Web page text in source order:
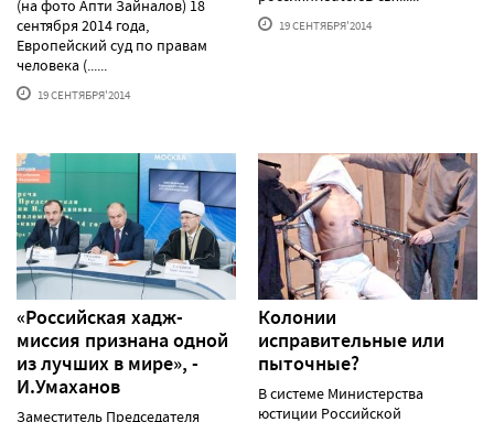
(на фото Апти Зайналов) 18
сентября 2014 года,
Европейский суд по правам
человека (......
19 СЕНТЯБРЯ'2014
19 СЕНТЯБРЯ'2014
«Российская хадж-
миссия признана одной
из лучших в мире», -
И.Умаханов
Заместитель Председателя
Колонии
исправительные или
пыточные?
В системе Министерства
юстиции Российской